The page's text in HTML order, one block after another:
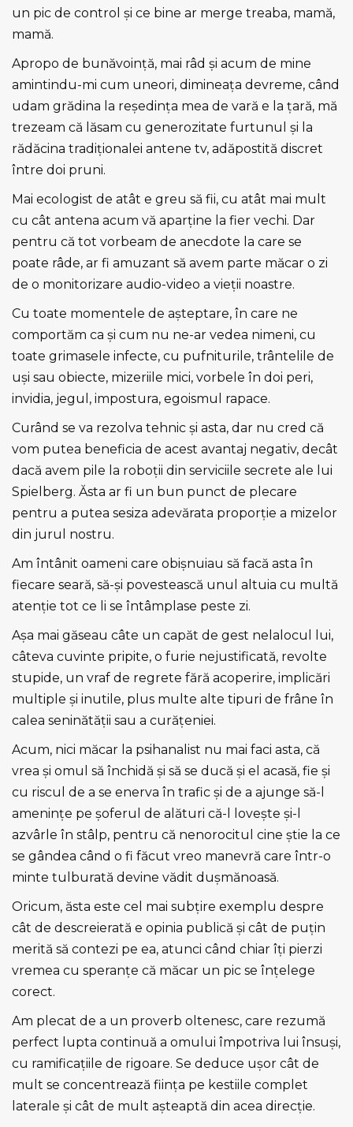
un pic de control şi ce bine ar merge treaba, mamă,
mamă.
Apropo de bunăvoinţă, mai râd şi acum de mine
amintindu-mi cum uneori, dimineaţa devreme, când
udam grădina la reşedinţa mea de vară e la ţară, mă
trezeam că lăsam cu generozitate furtunul şi la
rădăcina tradiţionalei antene tv, adăpostită discret
între doi pruni.
Mai ecologist de atât e greu să fii, cu atât mai mult
cu cât antena acum vă aparţine la fier vechi. Dar
pentru că tot vorbeam de anecdote la care se
poate râde, ar fi amuzant să avem parte măcar o zi
de o monitorizare audio-video a vieţii noastre.
Cu toate momentele de aşteptare, în care ne
comportăm ca şi cum nu ne-ar vedea nimeni, cu
toate grimasele infecte, cu pufniturile, trântelile de
uşi sau obiecte, mizeriile mici, vorbele în doi peri,
invidia, jegul, impostura, egoismul rapace.
Curând se va rezolva tehnic şi asta, dar nu cred că
vom putea beneficia de acest avantaj negativ, decât
dacă avem pile la roboţii din serviciile secrete ale lui
Spielberg. Ăsta ar fi un bun punct de plecare
pentru a putea sesiza adevărata proporţie a mizelor
din jurul nostru.
Am întânit oameni care obişnuiau să facă asta în
fiecare seară, să-şi povestească unul altuia cu multă
atenţie tot ce li se întâmplase peste zi.
Aşa mai găseau câte un capăt de gest nelalocul lui,
câteva cuvinte pripite, o furie nejustificată, revolte
stupide, un vraf de regrete fără acoperire, implicări
multiple şi inutile, plus multe alte tipuri de frâne în
calea seninătăţii sau a curăţeniei.
Acum, nici măcar la psihanalist nu mai faci asta, că
vrea şi omul să închidă şi să se ducă şi el acasă, fie şi
cu riscul de a se enerva în trafic şi de a ajunge să-l
ameninţe pe şoferul de alături că-l loveşte şi-l
azvârle în stâlp, pentru că nenorocitul cine ştie la ce
se gândea când o fi făcut vreo manevră care într-o
minte tulburată devine vădit duşmănoasă.
Oricum, ăsta este cel mai subţire exemplu despre
cât de descreierată e opinia publică şi cât de puţin
merită să contezi pe ea, atunci când chiar îţi pierzi
vremea cu speranţe că măcar un pic se înţelege
corect.
Am plecat de a un proverb oltenesc, care rezumă
perfect lupta continuă a omului împotriva lui însuşi,
cu ramificaţiile de rigoare. Se deduce uşor cât de
mult se concentrează fiinţa pe kestiile complet
laterale şi cât de mult aşteaptă din acea direcţie.